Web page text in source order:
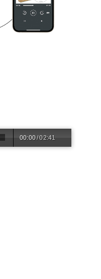
00:00/02:41